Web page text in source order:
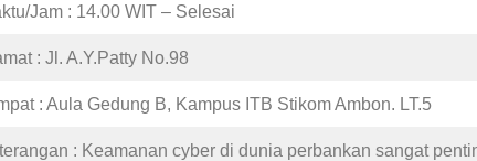
Jam : 14.00 WIT – Selesai
: Jl. A.Y.Patty No.98
: Aula Gedung B, Kampus ITB Stikom Ambon. LT.5
: Keamanan cyber di dunia perbankan sangat